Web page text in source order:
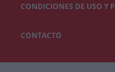
CONDICIONES DE USO Y
CONTACTO